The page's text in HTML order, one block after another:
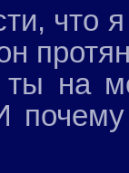
что я
на